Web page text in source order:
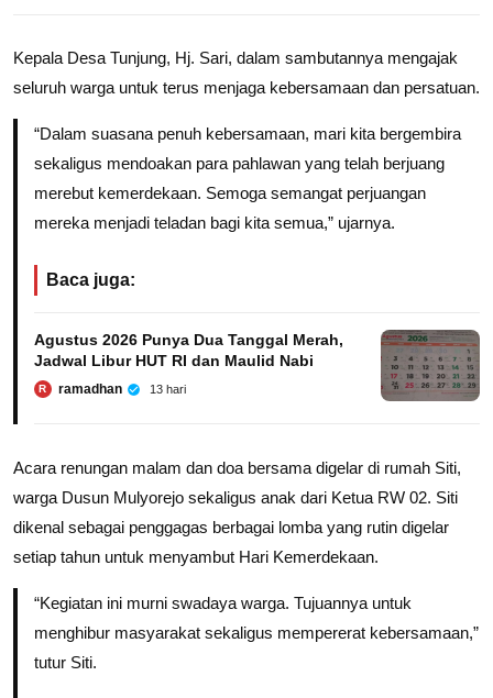
Kepala Desa Tunjung, Hj. Sari, dalam sambutannya mengajak
seluruh warga untuk terus menjaga kebersamaan dan persatuan.
“Dalam suasana penuh kebersamaan, mari kita bergembira
sekaligus mendoakan para pahlawan yang telah berjuang
merebut kemerdekaan. Semoga semangat perjuangan
mereka menjadi teladan bagi kita semua,” ujarnya.
Baca juga:
Agustus 2026 Punya Dua Tanggal Merah,
Jadwal Libur HUT RI dan Maulid Nabi
R ramadhan 13 hari
Acara renungan malam dan doa bersama digelar di rumah Siti,
warga Dusun Mulyorejo sekaligus anak dari Ketua RW 02. Siti
dikenal sebagai penggagas berbagai lomba yang rutin digelar
setiap tahun untuk menyambut Hari Kemerdekaan.
“Kegiatan ini murni swadaya warga. Tujuannya untuk
menghibur masyarakat sekaligus mempererat kebersamaan,”
tutur Siti.